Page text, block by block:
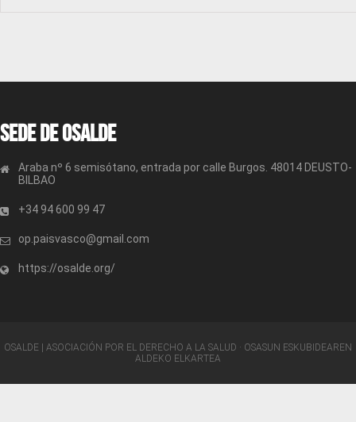
Sede de OSALDE
Araba nº 6 semisótano, entrada por calle Burgos. 48014 DEUSTO-
BILBAO
+34 94 600 99 47
op.paisvasco@gmail.com
https://osalde.org/
OSALDE | ASOCIACIÓN POR EL DERECHO A LA SALUD · OSASUN ESKUBIDEAREN
ALDEKO ELKARTEA